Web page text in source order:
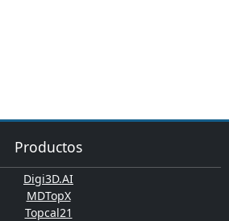
Productos
Digi3D.AI
MDTopX
Topcal21